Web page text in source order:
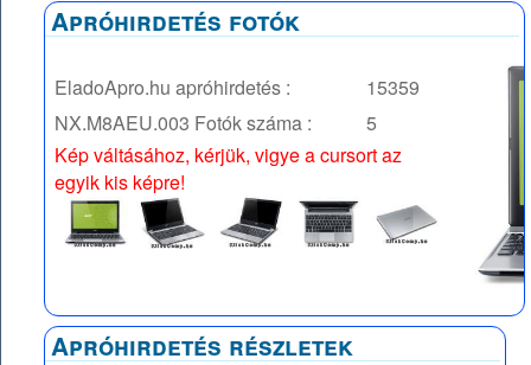
Apróhirdetés fotók
EladoApro.hu apróhirdetés :
15359
NX.M8AEU.003 Fotók száma :
5
Kép váltásához, kérjük, vigye a cursort az
egyik kis képre!
Apróhirdetés részletek